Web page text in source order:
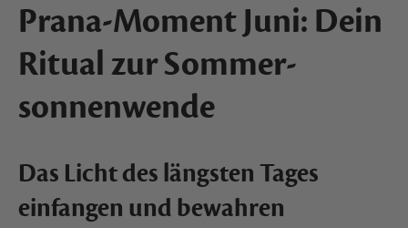
Prana-Moment Juni: Dein
Ritual zur Sommer­
sonnen­wende
Das Licht des längsten Tages
einfangen und bewahren